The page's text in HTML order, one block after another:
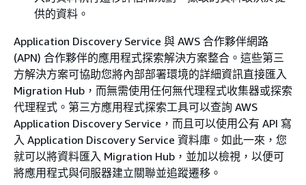
供的資料。
Application Discovery Service 與 AWS 合作夥伴網路
(APN) 合作夥伴的應用程式探索解決方案整合。這些第三
方解決方案可協助您將內部部署環境的詳細資訊直接匯入
Migration Hub，而無需使用任何無代理程式收集器或探索
代理程式。第三方應用程式探索工具可以查詢 AWS
Application Discovery Service，而且可以使用公有 API 寫
入 Application Discovery Service 資料庫。如此一來，您
就可以將資料匯入 Migration Hub，並加以檢視，以便可
將應用程式與伺服器建立關聯並追蹤遷移。